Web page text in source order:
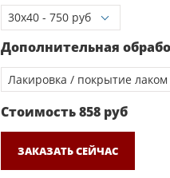
Дополнительная
Стоимость858 руб
ЗАКАЗАТЬ СЕЙЧАС